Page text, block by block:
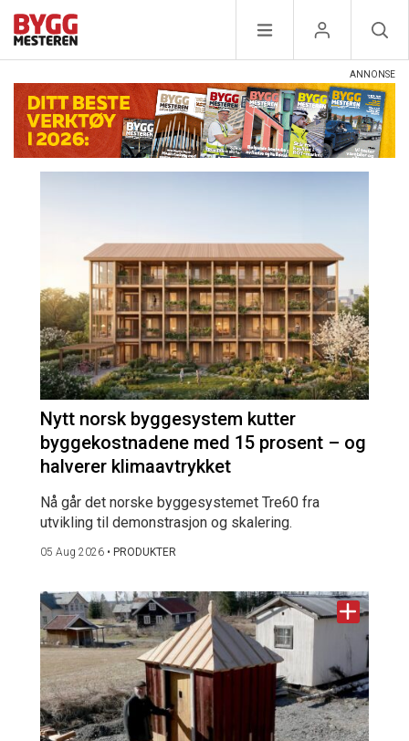
Nytt norsk byggesystem kutter
byggekostnadene med 15 prosent – og
halverer klimaavtrykket
Nå går det norske byggesystemet Tre60 fra
utvikling til demonstrasjon og skalering.
05 Aug 2026 • PRODUKTER